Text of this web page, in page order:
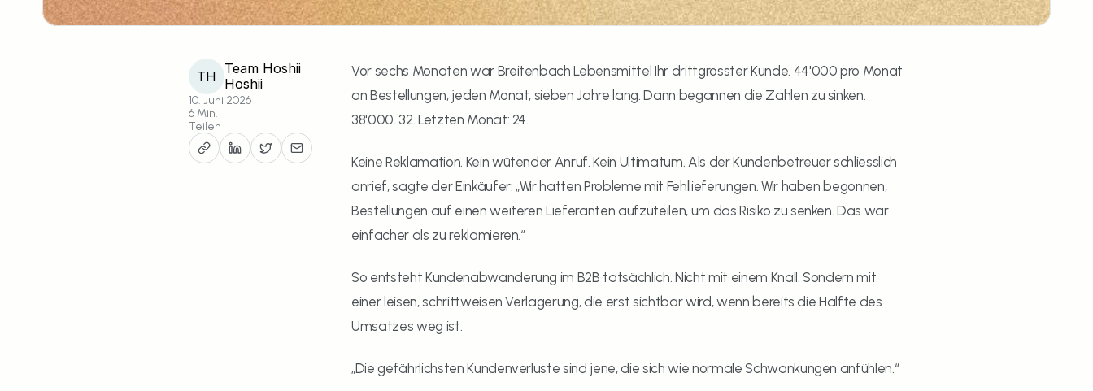
TH Team Hoshii
Hoshii
10. Juni 2026
6 Min.
Teilen
Vor sechs Monaten war Breitenbach Lebensmittel Ihr drittgrösster Kunde. 44'000 pro Monat
an Bestellungen, jeden Monat, sieben Jahre lang. Dann begannen die Zahlen zu sinken.
38'000. 32. Letzten Monat: 24.
Keine Reklamation. Kein wütender Anruf. Kein Ultimatum. Als der Kundenbetreuer schliesslich
anrief, sagte der Einkäufer: „Wir hatten Probleme mit Fehllieferungen. Wir haben begonnen,
Bestellungen auf einen weiteren Lieferanten aufzuteilen, um das Risiko zu senken. Das war
einfacher als zu reklamieren.“
So entsteht Kundenabwanderung im B2B tatsächlich. Nicht mit einem Knall. Sondern mit
einer leisen, schrittweisen Verlagerung, die erst sichtbar wird, wenn bereits die Hälfte des
Umsatzes weg ist.
„Die gefährlichsten Kundenverluste sind jene, die sich wie normale Schwankungen anfühlen.“